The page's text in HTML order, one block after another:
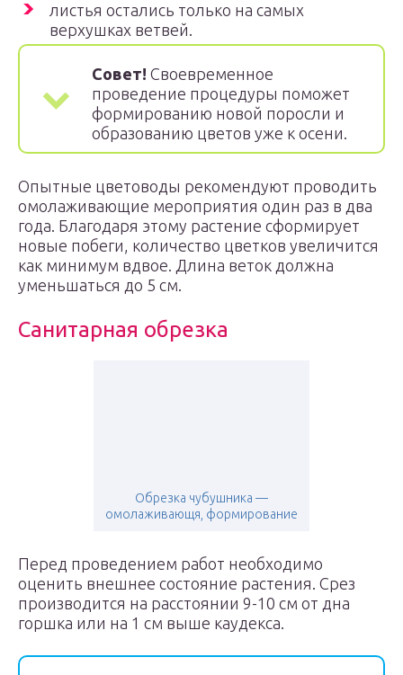
листья остались только на самых
верхушках ветвей.
Совет! Своевременное
проведение процедуры поможет
формированию новой поросли и
образованию цветов уже к осени.
Опытные цветоводы рекомендуют проводить
омолаживающие мероприятия один раз в два
года. Благодаря этому растение сформирует
новые побеги, количество цветков увеличится
как минимум вдвое. Длина веток должна
уменьшаться до 5 см.
Санитарная обрезка
Обрезка чубушника —
омолаживающя, формирование
Перед проведением работ необходимо
оценить внешнее состояние растения. Срез
производится на расстоянии 9-10 см от дна
горшка или на 1 см выше каудекса.